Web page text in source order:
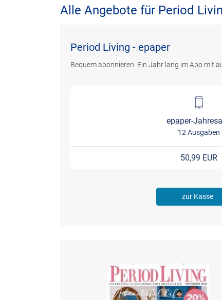
Alle Angebote für Period
Period Living - epaper
Bequem abonnieren: Ein Jahr lang im Abo mit
epaper-
12 Ausgaben
50,99 EUR
zur Kasse